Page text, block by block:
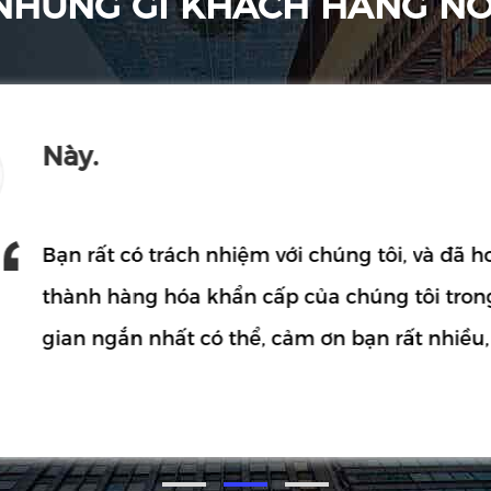
hoàn
trong thời
chúng
hàng,
Wilke rất chuyên nghiệp, họ thực sự
tin cậy. Thời gian giao hàng thực sự
kiểm tra các cuộn dây với chất